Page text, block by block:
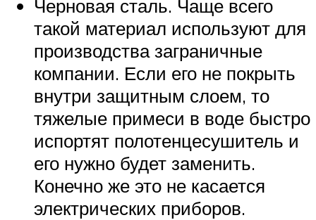
Черновая сталь. Чаще всего
такой материал используют для
производства заграничные
компании. Если его не покрыть
внутри защитным слоем, то
тяжелые примеси в воде быстро
испортят полотенцесушитель и
его нужно будет заменить.
Конечно же это не касается
электрических приборов.